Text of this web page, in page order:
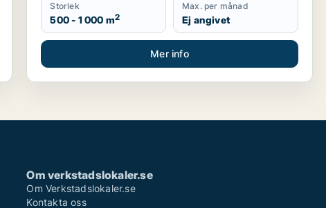
Storlek
500 - 1 000 m2
Max. per månad
Ej angivet
Mer info
Om verkstadslokaler.se
Om Verkstadslokaler.se
Kontakta oss